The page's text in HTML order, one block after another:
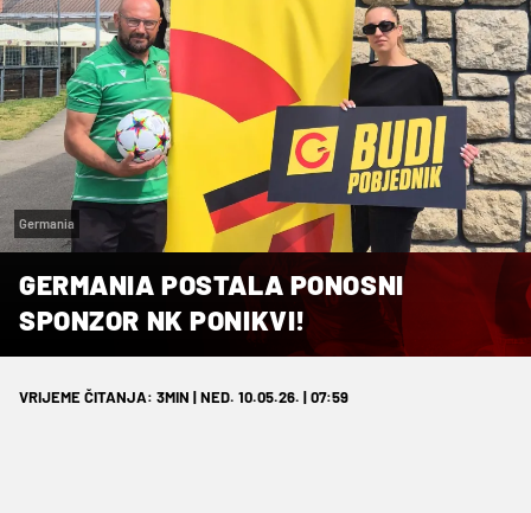
Germania
GERMANIA POSTALA PONOSNI
SPONZOR NK PONIKVI!
VRIJEME ČITANJA: 3MIN | NED. 10.05.26. | 07:59